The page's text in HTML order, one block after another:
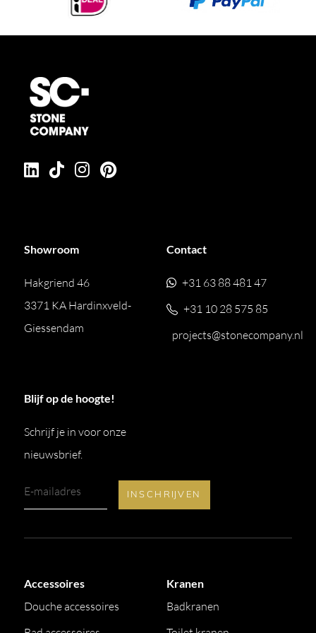
Showroom
Hakgriend 46
3371 KA Hardinxveld-
Giessendam
Contact
+31 63 88 481 47
+31 10 28 575 85
projects@stonecompany.nl
Blijf op de hoogte!
Schrijf je in voor onze
nieuwsbrief.
Accessoires
Douche accessoires
Kranen
Badkranen